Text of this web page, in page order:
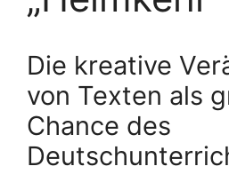
Die kreative
von Texten als
Chance des